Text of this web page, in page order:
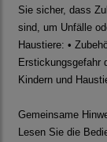
Sie sicher, dass
sind, um Unfälle
Haustiere: •
Erstickungsgefahr
Kindern und
Gemeinsame
Lesen Sie die